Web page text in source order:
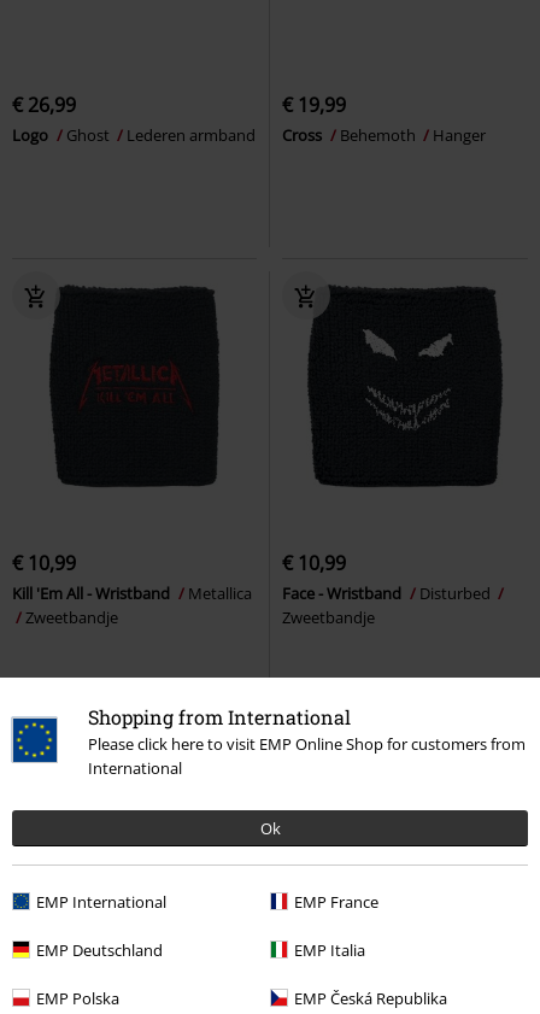
Shopping from International
Please click here to visit EMP Online Shop for customers from
International
Ok
EMP International EMP France
EMP Deutschland EMP Italia
EMP Polska EMP Česká Republika
€ 26,99
Logo Ghost Lederen armband
€ 19,99
Cross Behemoth Hanger
€ 10,99
Kill 'Em All - Wristband
Metallica
Zweetbandje
€ 10,99
Face - Wristband
Disturbed
Zweetbandje